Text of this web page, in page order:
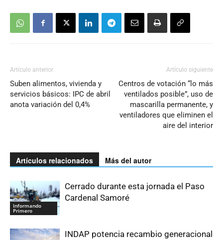
Artículo anterior
Suben alimentos, vivienda y
servicios básicos: IPC de abril
anota variación del 0,4%
Artículo siguiente
Centros de votación “lo más
ventilados posible”, uso de
mascarilla permanente, y
ventiladores que eliminen el
aire del interior
Artículos relacionados Más del autor
Informando
Primero
Cerrado durante esta jornada el Paso
Cardenal Samoré
INDAP potencia recambio generacional